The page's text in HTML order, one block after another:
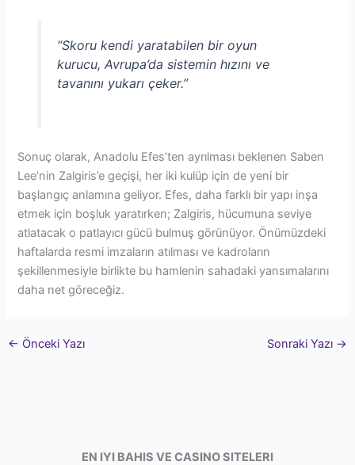
“Skoru kendi yaratabilen bir oyun
kurucu, Avrupa’da sistemin hızını ve
tavanını yukarı çeker.”
Sonuç olarak, Anadolu Efes’ten ayrılması beklenen Saben
Lee’nin Zalgiris’e geçişi, her iki kulüp için de yeni bir
başlangıç anlamına geliyor. Efes, daha farklı bir yapı inşa
etmek için boşluk yaratırken; Zalgiris, hücumuna seviye
atlatacak o patlayıcı gücü bulmuş görünüyor. Önümüzdeki
haftalarda resmi imzaların atılması ve kadroların
şekillenmesiyle birlikte bu hamlenin sahadaki yansımalarını
daha net göreceğiz.
← Önceki Yazı Sonraki Yazı →
EN IYI BAHIS VE CASINO SITELERI